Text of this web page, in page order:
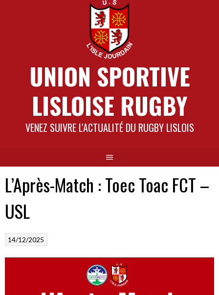
UNION SPORTIVE
LISLOISE RUGBY
VENEZ SUIVRE L'ACTUALITÉ DU RUGBY LISLOIS
L’Après-Match : Toec Toac FCT –
USL
14/12/2025